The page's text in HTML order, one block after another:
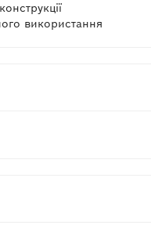
використання